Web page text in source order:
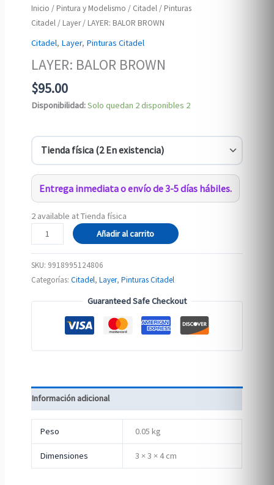
Inicio / Pintura y Modelismo / Citadel / Pinturas
Citadel / Layer/ LAYER: BALOR BROWN
Citadel, Layer, Pinturas Citadel
LAYER: BALOR BROWN
$95.00
Disponibilidad:Solo quedan 2 disponibles 2
Entrega inmediata o envío de 3-5 días hábiles.
2 available at Tienda física
LAYER:
BALOR
cantidad
Añadir al carrito
SKU: 9918995124806
Categorías:Citadel,Layer,Pinturas Citadel
Guaranteed Safe Checkout
Información adicional
Peso 0.05 kg
Dimensiones 3 × 3 × 4 cm